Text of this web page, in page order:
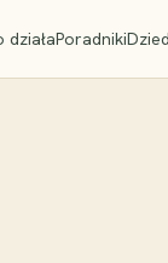
działaPoradniki